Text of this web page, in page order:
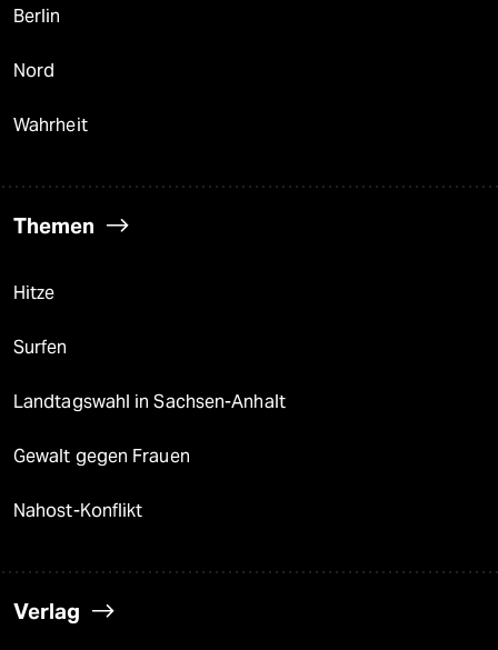
Berlin
Nord
Wahrheit
Themen
Hitze
Surfen
Landtagswahl in Sachsen-Anhalt
Gewalt gegen Frauen
Nahost-Konflikt
Verlag